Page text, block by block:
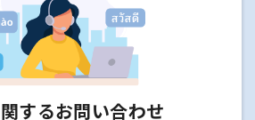
するお問い合わせ